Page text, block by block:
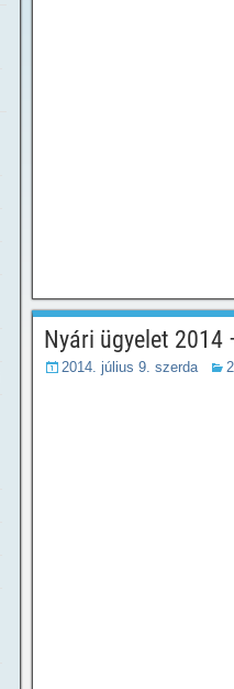
Nyári ügyelet 2014
2014. július 9. szerda